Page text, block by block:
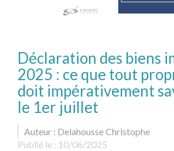
Déclaration des biens
2025 : ce que tout
doit impérativement
le 1er juillet
Auteur : Delahousse Christophe
Publié le : 10/06/2025